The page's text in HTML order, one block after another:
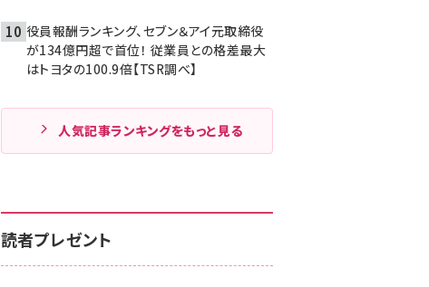
役員報酬ランキング、セブン＆アイ元取締役
が134億円超で首位！ 従業員との格差最大
はトヨタの100.9倍【TSR調べ】
人気記事ランキングをもっと見る
読者プレゼント